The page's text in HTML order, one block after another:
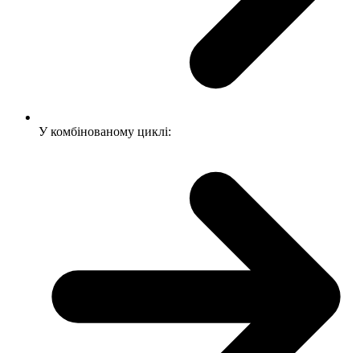
У комбінованому циклі: